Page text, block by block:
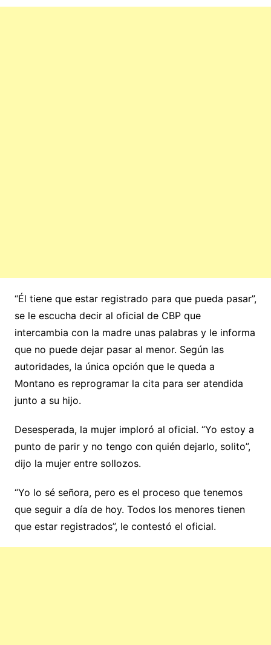
“Él tiene que estar registrado para que pueda pasar”,
se le escucha decir al oficial de CBP que
intercambia con la madre unas palabras y le informa
que no puede dejar pasar al menor. Según las
autoridades, la única opción que le queda a
Montano es reprogramar la cita para ser atendida
junto a su hijo.
Desesperada, la mujer imploró al oficial. “Yo estoy a
punto de parir y no tengo con quién dejarlo, solito”,
dijo la mujer entre sollozos.
“Yo lo sé señora, pero es el proceso que tenemos
que seguir a día de hoy. Todos los menores tienen
que estar registrados”, le contestó el oficial.